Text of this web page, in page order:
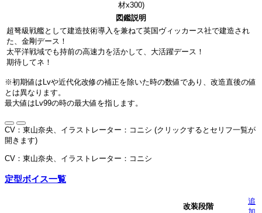
材x300)
図鑑説明
超弩級戦艦として建造技術導入を兼ねて英国ヴィッカース社で建造され
た、金剛デース！
太平洋戦域でも持前の高速力を活かして、大活躍デース！
期待してネ！
※初期値はLvや近代化改修の補正を除いた時の数値であり、改造直後の値
とは異なります。
最大値はLv99の時の最大値を指します。
CV：東山奈央、イラストレーター：コニシ (クリックするとセリフ一覧が
開きます)
CV：東山奈央、イラストレーター：コニシ
定型ボイス一覧
改装段階
追